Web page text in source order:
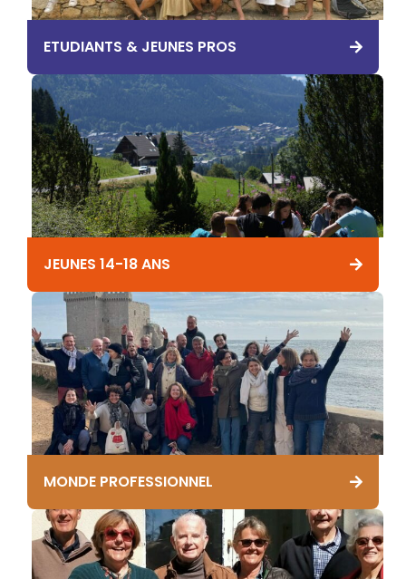
ETUDIANTS & JEUNES PROS
JEUNES 14-18 ANS
MONDE PROFESSIONNEL